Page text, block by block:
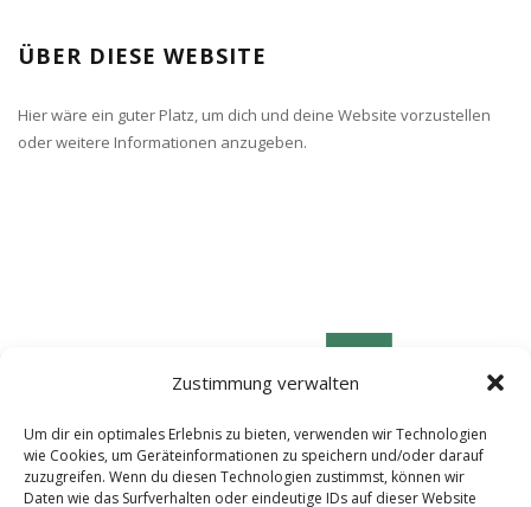
Zustimmung verwalten
Um dir ein optimales Erlebnis zu bieten, verwenden wir Technologien
wie Cookies, um Geräteinformationen zu speichern und/oder darauf
zuzugreifen. Wenn du diesen Technologien zustimmst, können wir
Daten wie das Surfverhalten oder eindeutige IDs auf dieser Website
ÜBER DIESE WEBSITE
Hier wäre ein guter Platz, um dich und deine Website vorzustellen
oder weitere Informationen anzugeben.